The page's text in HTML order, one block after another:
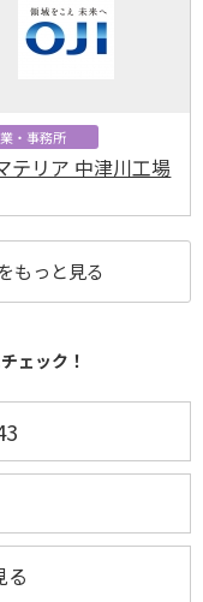
・事務所
テリア 中津川工場
もっと見る
ェック！
る